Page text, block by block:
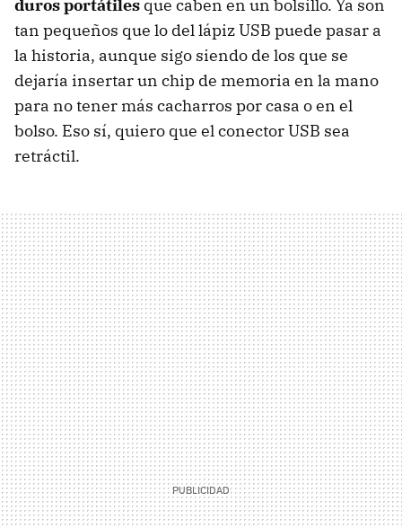
duros portátiles que caben en un bolsillo. Ya son
tan pequeños que lo del lápiz USB puede pasar a
la historia, aunque sigo siendo de los que se
dejaría insertar un chip de memoria en la mano
para no tener más cacharros por casa o en el
bolso. Eso sí, quiero que el conector USB sea
retráctil.